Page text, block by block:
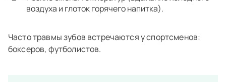
воздуха и глоток горячего напитка).
Часто травмы зубов встречаются у спортсменов:
боксеров, футболистов.